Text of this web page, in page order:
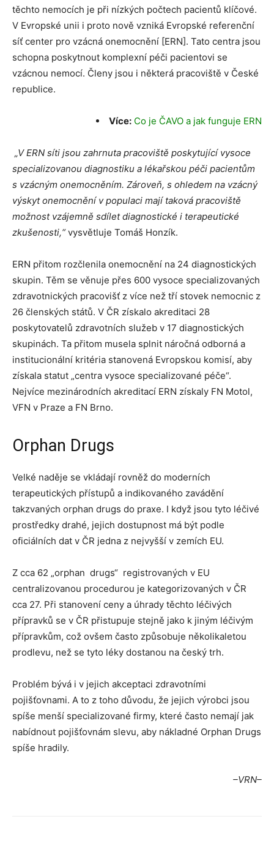
těchto nemocích je při nízkých počtech pacientů klíčové.
V Evropské unii i proto nově vzniká Evropské referenční
síť center pro vzácná onemocnění [ERN]. Tato centra jsou
schopna poskytnout komplexní péči pacientovi se
vzácnou nemocí. Členy jsou i některá pracoviště v České
republice.
Více: Co je ČAVO a jak funguje ERN
„V ERN síti jsou zahrnuta pracoviště poskytující vysoce
specializovanou diagnostiku a lékařskou péči pacientům
s vzácným onemocněním. Zároveň, s ohledem na vzácný
výskyt onemocnění v populaci mají taková pracoviště
možnost vzájemně sdílet diagnostické i terapeutické
zkušenosti,“vysvětluje Tomáš Honzík.
ERN přitom rozčlenila onemocnění na 24 diagnostických
skupin. Těm se věnuje přes 600 vysoce specializovaných
zdravotnických pracovišť z více než tří stovek nemocnic z
26 členských států. V ČR získalo akreditaci 28
poskytovatelů zdravotních služeb v 17 diagnostických
skupinách. Ta přitom musela splnit náročná odborná a
institucionální kritéria stanovená Evropskou komisí, aby
získala statut „centra vysoce specializované péče“.
Nejvíce mezinárodních akreditací ERN získaly FN Motol,
VFN v Praze a FN Brno.
Orphan Drugs
Velké naděje se vkládají rovněž do moderních
terapeutických přístupů a indikovaného zavádění
takzvaných orphan drugs do praxe. I když jsou tyto léčivé
prostředky drahé, jejich dostupnost má být podle
oficiálních dat v ČR jedna z nejvyšší v zemích EU.
Z cca 62 „orphan drugs“ registrovaných v EU
centralizovanou procedurou je kategorizovaných v ČR
cca 27. Při stanovení ceny a úhrady těchto léčivých
přípravků se v ČR přistupuje stejně jako k jiným léčivým
přípravkům, což ovšem často způsobuje několikaletou
prodlevu, než se tyto léky dostanou na český trh.
Problém bývá i v jejich akceptaci zdravotními
pojišťovnami. A to z toho důvodu, že jejich výrobci jsou
spíše menší specializované firmy, které často nemají jak
nabídnout pojišťovnám slevu, aby nákladné Orphan Drugs
spíše hradily.
–VRN–